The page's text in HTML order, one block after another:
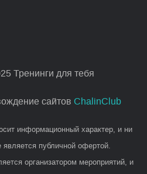
Тренинги для тебя
сайтов ChalinClub
информационный характер, и ни
является публичной офертой.
организатором мероприятий, и